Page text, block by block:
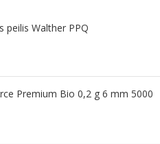
peilis Walther PPQ
Premium Bio 0,2 g 6 mm 5000